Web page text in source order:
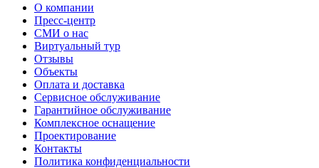
О компании
Пресс-центр
СМИ о нас
Виртуальный тур
Отзывы
Объекты
Оплата и доставка
Сервисное обслуживание
Гарантийное обслуживание
Комплексное оснащение
Проектирование
Контакты
Политика конфиденциальности